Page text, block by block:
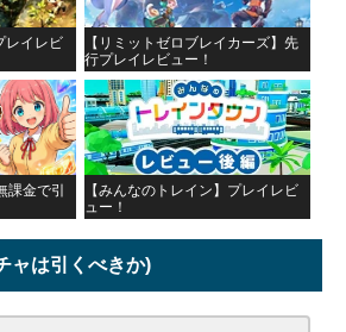
レイレビ
【リミットゼロブレイカーズ】先
行プレイレビュー！
課金で引
【みんなのトレイン】プレイレビ
ュー！
ャは引くべきか)